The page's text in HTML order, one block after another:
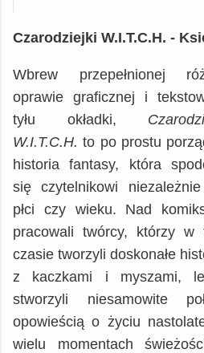
Wszystkie
Czarodziejki W.I.T.C.H. -
Wbrew przepełnionej
oprawie graficznej i
tyłu okładki,
W.I.T.C.H. to po prostu
historia fantasy, która
się czytelnikowi
płci czy wieku. Nad
pracowali twórcy, którzy w
czasie tworzyli doskonałe
z kaczkami i myszami,
stworzyli niesamowite
opowieścią o życiu
wielu momentach